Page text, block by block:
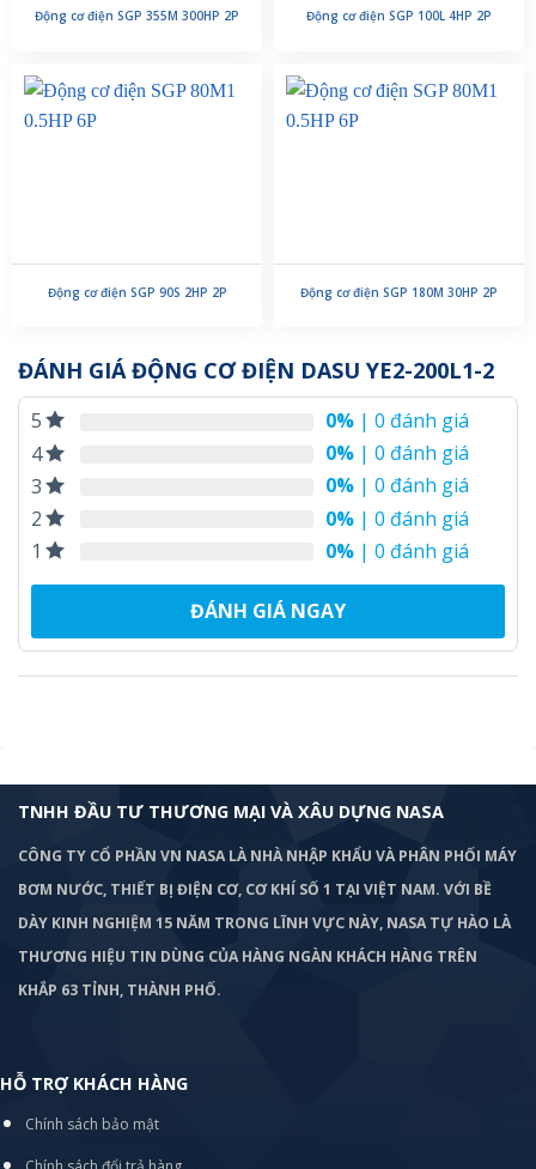
Động cơ điện SGP 355M 300HP 2P Động cơ điện SGP 100L 4HP 2P
Động cơ điện SGP 90S 2HP 2P Động cơ điện SGP 180M 30HP 2P
ĐÁNH GIÁ ĐỘNG CƠ ĐIỆN DASU YE2-200L1-2
5 0% | 0 đánh giá
4
0% | 0 đánh giá
3
0% | 0 đánh giá
2
0% | 0 đánh giá
1
0% | 0 đánh giá
ĐÁNH GIÁ NGAY
TNHH ĐẦU TƯ THƯƠNG MẠI VÀ XÂU DỰNG NASA
CÔNG TY CỔ PHẦN VN NASA LÀ NHÀ NHẬP KHẨU VÀ PHÂN PHỐI MÁY
BƠM NƯỚC, THIẾT BỊ ĐIỆN CƠ, CƠ KHÍ SỐ 1 TẠI VIỆT NAM. VỚI BỀ
DÀY KINH NGHIỆM 15 NĂM TRONG LĨNH VỰC NÀY, NASA TỰ HÀO LÀ
THƯƠNG HIỆU TIN DÙNG CỦA HÀNG NGÀN KHÁCH HÀNG TRÊN
KHẮP 63 TỈNH, THÀNH PHỐ.
HỖ TRỢ KHÁCH HÀNG
Chính sách bảo mật